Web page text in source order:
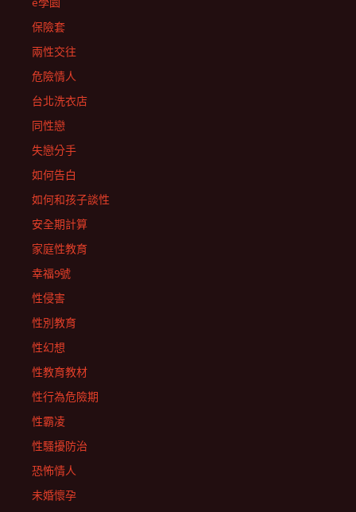
保險套
兩性交往
危險情人
台北洗衣店
同性戀
失戀分手
如何告白
如何和孩子談性
安全期計算
家庭性教育
幸福9號
性侵害
性別教育
性幻想
性教育教材
性行為危險期
性霸凌
性騷擾防治
恐怖情人
未婚懷孕